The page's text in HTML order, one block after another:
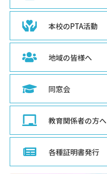
本校のPTA活動
地域の皆様へ
同窓会
教育関係者の方へ
各種証明書発行